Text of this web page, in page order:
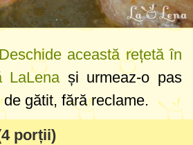
Deschide această rețetă în
LaLenași urmeaz-o pas
gătit, fără reclame.
porții)